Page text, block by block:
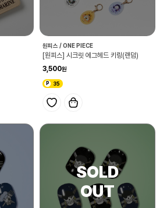
원피스 / ONE PIECE
[원피스] 시크릿 에그헤드 키링(랜덤)
3,500
35